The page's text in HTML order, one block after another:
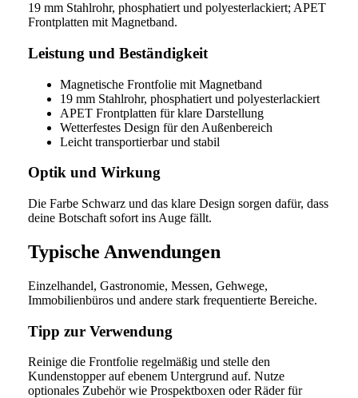
19 mm Stahlrohr, phosphatiert und polyesterlackiert; APET
Frontplatten mit Magnetband.
Leistung und Beständigkeit
Magnetische Frontfolie mit Magnetband
19 mm Stahlrohr, phosphatiert und polyesterlackiert
APET Frontplatten für klare Darstellung
Wetterfestes Design für den Außenbereich
Leicht transportierbar und stabil
Optik und Wirkung
Die Farbe Schwarz und das klare Design sorgen dafür, dass
deine Botschaft sofort ins Auge fällt.
Typische Anwendungen
Einzelhandel, Gastronomie, Messen, Gehwege,
Immobilienbüros und andere stark frequentierte Bereiche.
Tipp zur Verwendung
Reinige die Frontfolie regelmäßig und stelle den
Kundenstopper auf ebenem Untergrund auf. Nutze
optionales Zubehör wie Prospektboxen oder Räder für